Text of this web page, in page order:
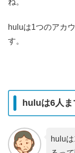
ね。
huluは1つのアカ
す。
huluは6人
hulu